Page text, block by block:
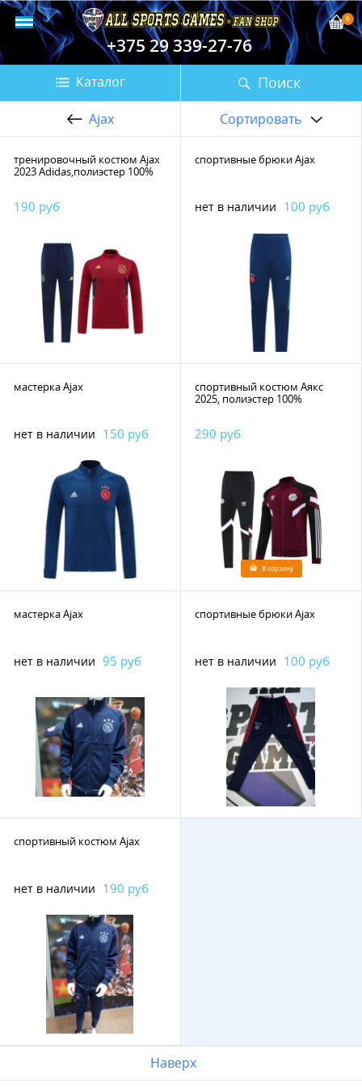
+375 29 339-27-76
Поиск
0
Каталог
Ajax Сортировать
тренировочный костюм Ajax
2023 Adidas,полиэстер 100%
190 руб
спортивные брюки Ajax
нет в наличии 100 руб
мастерка Ajax
нет в наличии 150 руб
спортивный костюм Аякс
2025, полиэстер 100%
290 руб
В корзину
мастерка Ajax
нет в наличии 95 руб
спортивные брюки Ajax
нет в наличии 100 руб
спортивный костюм Ajax
нет в наличии 190 руб
Наверх